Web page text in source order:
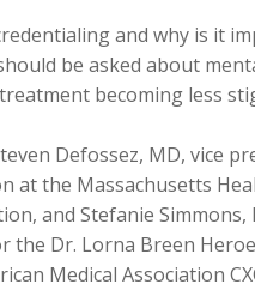
and why is it
be asked about
becoming less
Defossez, MD, vice
at the Massachusetts
and Stefanie Simmons,
the Dr. Lorna Breen
Medical Association